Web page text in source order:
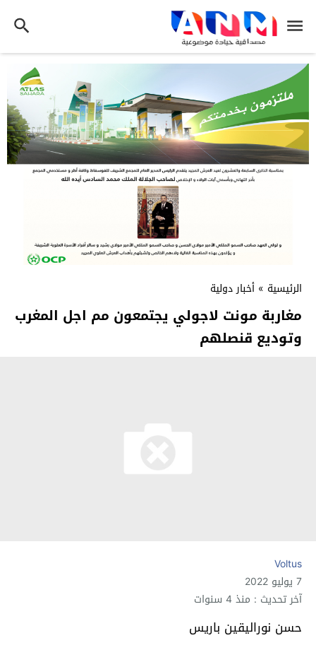
الرئيسية » أخبار دولية
مغاربة مونت لاجولي يجتمعون مم اجل المغرب
وتوديع قنصلهم
Voltus
7 يوليو 2022
آخر تحديث : منذ 4 سنوات
حسن نوراليقين باريس